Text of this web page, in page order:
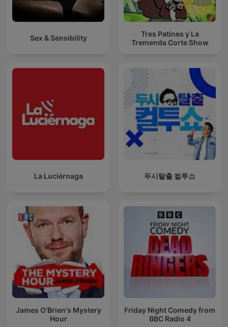
Sex & Sensibility
Tres Patines y La
Tremenda Corte Show
La Luciérnaga 두시탈출 컬투쇼
James O'Brien's Mystery
Hour
Friday Night Comedy from
BBC Radio 4